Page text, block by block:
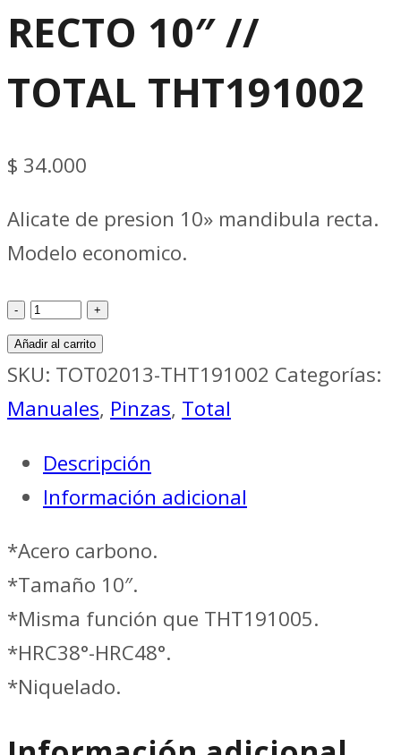
RECTO 10″ //
TOTAL THT191002
$ 34.000
Alicate de presion 10» mandibula recta.
Modelo economico.
Pinzas
ALICATE
HOMBRESOLO
RECTO
//
TOTAL
THT191002
cantidad
Añadir al carrito
SKU: TOT02013-THT191002 Categorías:
Manuales, Pinzas, Total
Descripción
Información adicional
*Acero carbono.
*Tamaño 10″.
*Misma función que THT191005.
*HRC38°-HRC48°.
*Niquelado.